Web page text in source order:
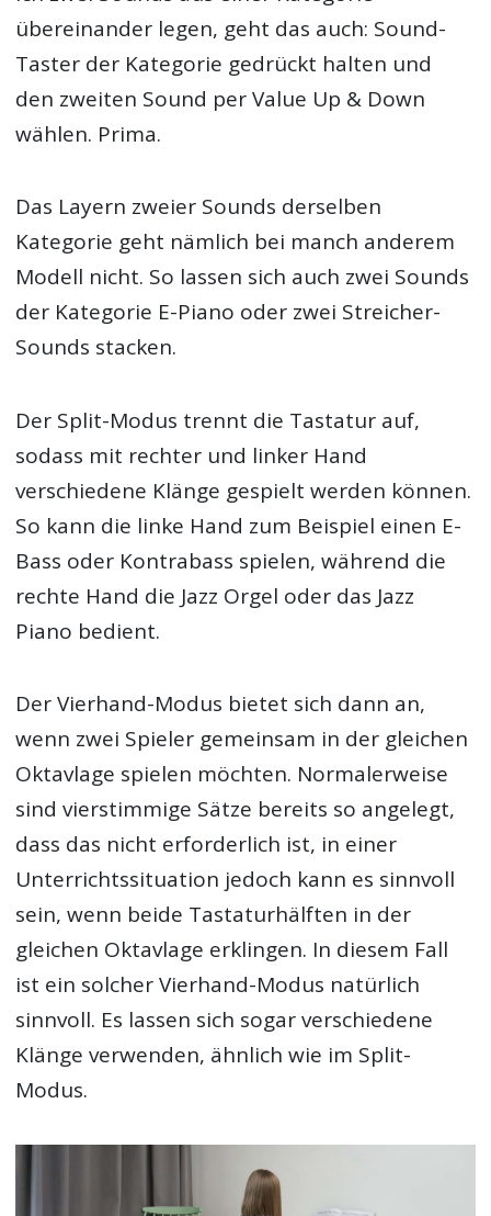
übereinander legen, geht das auch: Sound-
Taster der Kategorie gedrückt halten und
den zweiten Sound per Value Up & Down
wählen. Prima.
Das Layern zweier Sounds derselben
Kategorie geht nämlich bei manch anderem
Modell nicht. So lassen sich auch zwei Sounds
der Kategorie E-Piano oder zwei Streicher-
Sounds stacken.
Der Split-Modus trennt die Tastatur auf,
sodass mit rechter und linker Hand
verschiedene Klänge gespielt werden können.
So kann die linke Hand zum Beispiel einen E-
Bass oder Kontrabass spielen, während die
rechte Hand die Jazz Orgel oder das Jazz
Piano bedient.
Der Vierhand-Modus bietet sich dann an,
wenn zwei Spieler gemeinsam in der gleichen
Oktavlage spielen möchten. Normalerweise
sind vierstimmige Sätze bereits so angelegt,
dass das nicht erforderlich ist, in einer
Unterrichtssituation jedoch kann es sinnvoll
sein, wenn beide Tastaturhälften in der
gleichen Oktavlage erklingen. In diesem Fall
ist ein solcher Vierhand-Modus natürlich
sinnvoll. Es lassen sich sogar verschiedene
Klänge verwenden, ähnlich wie im Split-
Modus.